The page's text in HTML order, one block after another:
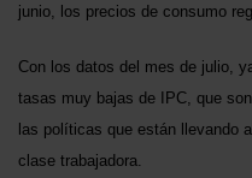
junio, los precios de consumo
Con los datos del mes de julio,
tasas muy bajas de IPC, que
las políticas que están llevando
clase trabajadora.